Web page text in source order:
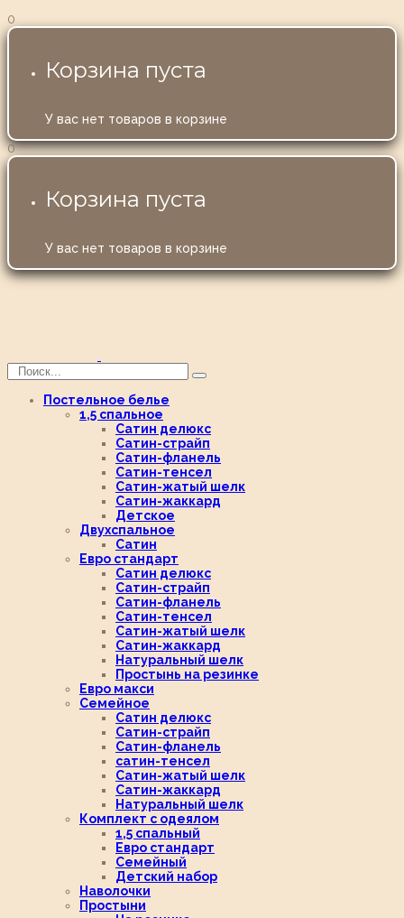
0
Корзина пуста
У вас нет товаров в корзине
0
Корзина пуста
У вас нет товаров в корзине
Постельное белье
1,5 спальное
Сатин делюкс
Сатин-страйп
Сатин-фланель
Сатин-тенсел
Сатин-жатый шелк
Сатин-жаккард
Детское
Двухспальное
Сатин
Евро стандарт
Сатин делюкс
Сатин-страйп
Сатин-фланель
Сатин-тенсел
Сатин-жатый шелк
Сатин-жаккард
Натуральный шелк
Простынь на резинке
Евро макси
Семейное
Сатин делюкс
Сатин-страйп
Сатин-фланель
сатин-тенсел
Сатин-жатый шелк
Сатин-жаккард
Натуральный шелк
Комплект с одеялом
1,5 спальный
Евро стандарт
Семейный
Детский набор
Наволочки
Простыни